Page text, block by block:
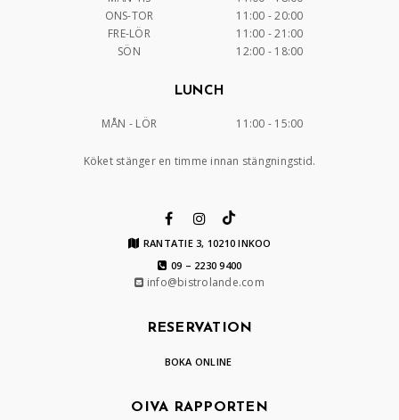
ONS-TOR
11:00 - 20:00
FRE-LÖR
11:00 - 21:00
SÖN
12:00 - 18:00
LUNCH
MÅN - LÖR 11:00 - 15:00
Köket stänger en timme innan stängningstid.
RANTATIE 3, 10210 INKOO
09 – 2230 9400
info@bistrolande.com
RESERVATION
BOKA ONLINE
OIVA RAPPORTEN